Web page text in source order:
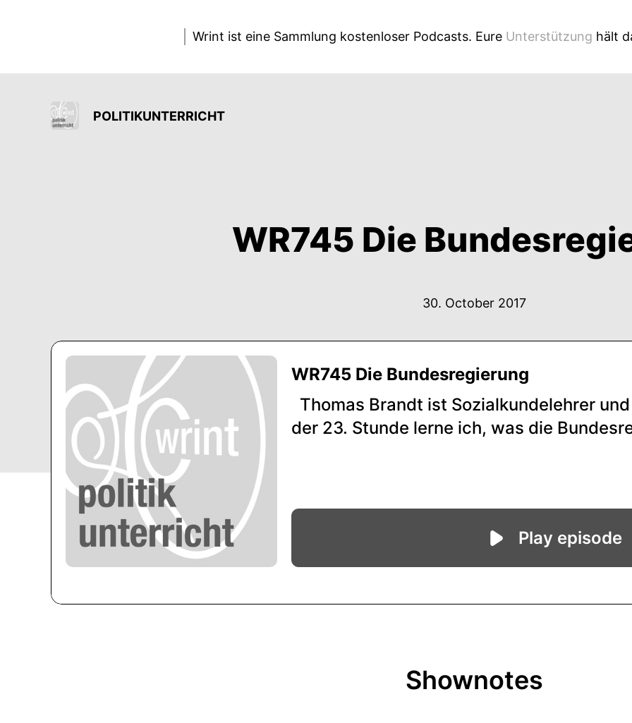
Wrint ist eine Sammlung kostenloser Podcasts. Eure Unterstützung hält
POLITIKUNTERRICHT
WR745 Die
30. October 2017
Shownotes